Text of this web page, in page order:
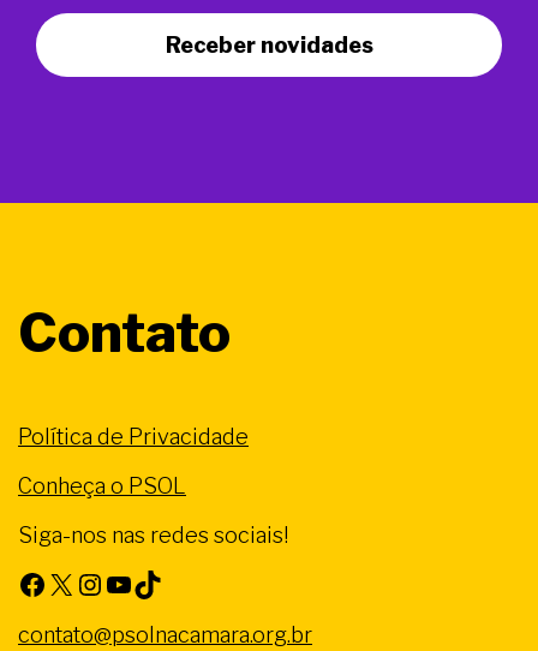
Receber novidades
Contato
Política de Privacidade
Conheça o PSOL
Siga-nos nas redes sociais!
Facebook X Instagram Youtube TikTok
contato@psolnacamara.org.br